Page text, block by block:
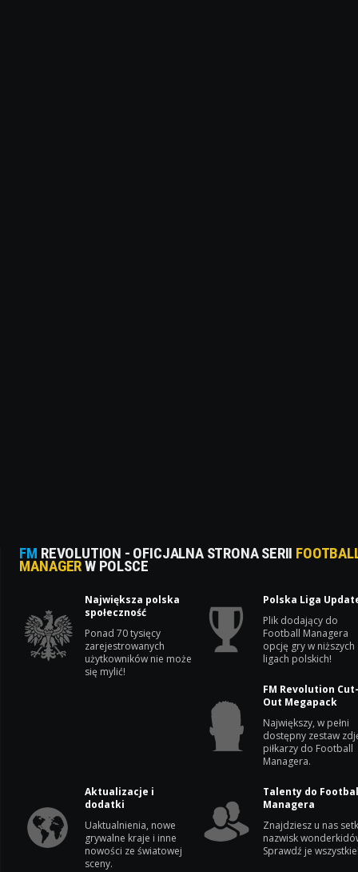
FM REVOLUTION - OFICJALNA STRONA SERII
MANAGERW POLSCE
Największa polska
społeczność
Ponad 70 tysięcy
zarejestrowanych
użytkowników nie może
się mylić!
Polska Liga
Plik dodający do
Football Managera
opcję gry w niższych
ligach polskich!
FM Revolution
Out Megapack
Największy, w pełni
dostępny zestaw
piłkarzy do Football
Managera.
Aktualizacje i
dodatki
Uaktualnienia, nowe
grywalne kraje i inne
nowości ze światowej
sceny.
Talenty do
Managera
Znajdziesz u nas
nazwisk
Sprawdź je